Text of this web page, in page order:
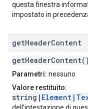
questa finestra
impostato in
getHeaderContent
getHeaderContent()
Parametri: nessuno
Valore restituito:
string| Element |